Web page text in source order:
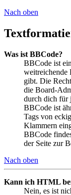
Nach oben
Was ist BBCode?
BBCode ist
weitreichende
gibt. Die
die Board-
durch dich für
BBCode ist
Tags von
Klammern
BBCode
der Seite zur
Nach oben
Kann ich HTML
Nein, es ist